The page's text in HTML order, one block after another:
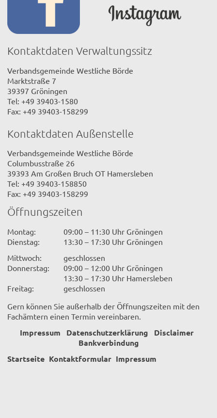
Kontaktdaten Verwaltungssitz
Verbandsgemeinde Westliche Börde
Marktstraße 7
39397 Gröningen
Tel: +49 39403-1580
Fax: +49 39403-158299
Kontaktdaten Außenstelle
Verbandsgemeinde Westliche Börde
Columbusstraße 26
39393 Am Großen Bruch OT Hamersleben
Tel: +49 39403-158850
Fax: +49 39403-158299
Öffnungszeiten
Montag:
09:00 – 11:30 Uhr Gröningen
Dienstag:
13:30 – 17:30 Uhr Gröningen
Mittwoch:
geschlossen
Donnerstag:
09:00 – 12:00 Uhr Gröningen
13:30 – 17:30 Uhr Hamersleben
Freitag:
geschlossen
Gern können Sie außerhalb der Öffnungszeiten mit den
Fachämtern einen Termin vereinbaren.
Impressum Datenschutzerklärung
Disclaimer
Bankverbindung
Startseite Kontaktformular Impressum